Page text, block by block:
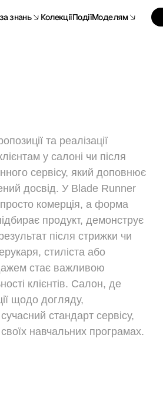
знань КолекціїПодіїМоделям
та реалізації
у салоні чи після
сервісу, який доповнює
досвід. У Blade Runner
комерція, а форма
продукт, демонструє
після стрижки чи
стиліста або
стає важливою
клієнтів. Салон, де
щодо догляду,
стандарт сервісу,
навчальних програмах.